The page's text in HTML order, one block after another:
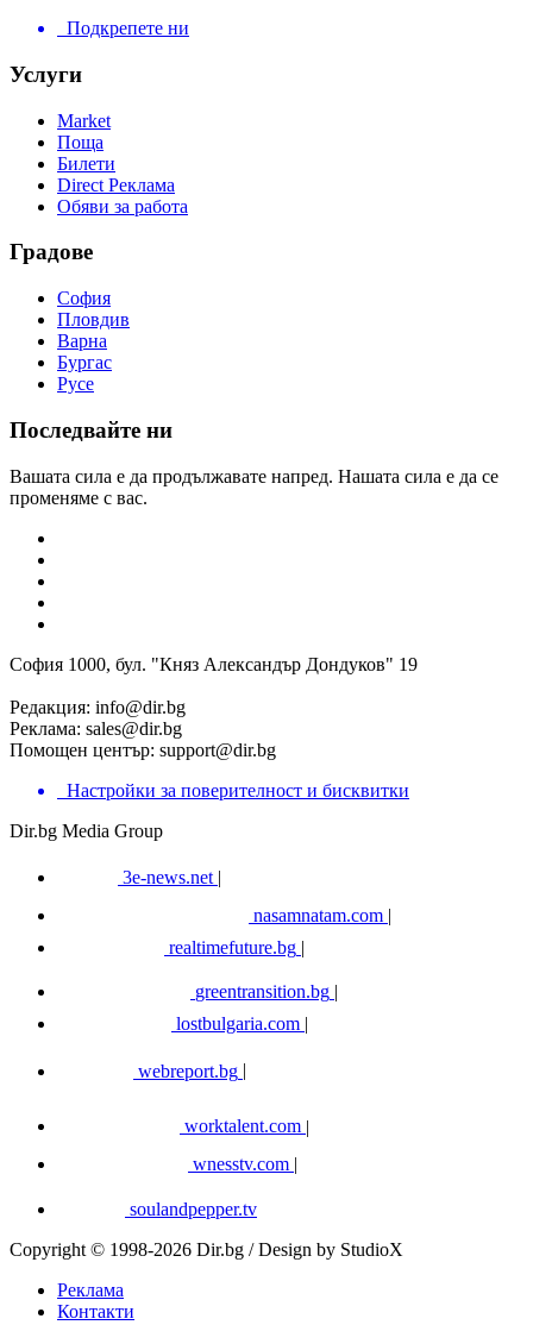
Подкрепете ни
Услуги
Market
Поща
Билети
Direct Реклама
Обяви за работа
Градове
София
Пловдив
Варна
Бургас
Русе
Последвайте ни
Вашата сила е да продължавате напред. Нашата сила е да се
променяме с вас.
София 1000, бул. "Княз Александър Дондуков" 19
Редакция: info@dir.bg
Реклама: sales@dir.bg
Помощен център: support@dir.bg
Настройки за поверителност и бисквитки
Dir.bg Media Group
3e-news.net |
nasamnatam.com |
realtimefuture.bg |
greentransition.bg |
lostbulgaria.com |
webreport.bg
worktalent.com |
wnesstv.com |
soulandpepper.tv
Copyright © 1998-2026 Dir.bg / Design by StudioX
Реклама
Контакти